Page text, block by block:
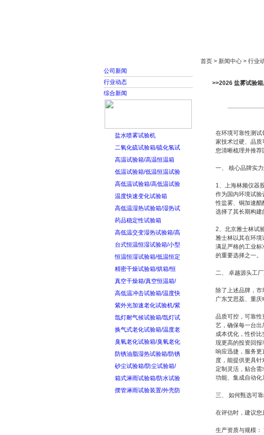
公司新闻
行业动态
综合新闻
盐水喷雾试验机
二氧化硫试验箱/硫化氢试
高温试验箱/高温恒温箱
低温试验箱/低温恒温试验
高低温试验箱/高低温试验
温度快速变化试验箱
高低温湿热试验箱/湿热试
药品稳定性试验箱
高低温交变湿热试验箱/高
台式恒温恒湿试验箱/小型
恒温恒湿试验箱/低温恒定
精密干燥试验箱/烘箱/恒
真空干燥箱/真空恒温箱/
高低温冲击试验箱/温度快
紫外光加速老化试验机/紫
氙灯耐气候试验箱/氙灯试
换气式老化试验箱/温度老
臭氧老化试验箱/臭氧老化
防锈油脂湿热试验箱/防锈
砂尘试验箱/防尘试验箱/
箱式淋雨试验箱/防水试验
摆管淋雨试验装置/外壳防
首页 > 新闻中心 > 行业
>>2026 盐雾试验
在环境可靠性测
家技术过硬、品
您清晰梳理并推荐
一、 核心品牌实
1、上海林频仪器
作为国内环境试
性盐雾、铜加速醋
选择了其长期构建
2、北京雅士林试
雅士林以其在环
满足严格的工业
的重要选择之一。
二、 卓越源头工
除了上述品牌，
广东艾思荔、重
品质可控，可靠
艺，确保每一台出
成本优化，性价
现更高的投资回报
响应迅捷，服务更
度，能提供更具针
定制灵活，贴合
功能、集成自动化
三、 如何甄选可
在评估时，建议您
生产资质与规模